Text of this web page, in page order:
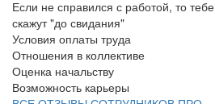
Если не справился с работой, то тебе
скажут "до свидания"
Условия оплаты труда
Отношения в коллективе
Оценка начальству
Возможность карьеры